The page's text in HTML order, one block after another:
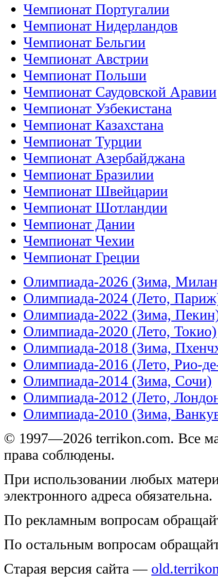
Чемпионат Португалии
Чемпионат Нидерландов
Чемпионат Бельгии
Чемпионат Австрии
Чемпионат Польши
Чемпионат Саудовской Аравии
Чемпионат Узбекистана
Чемпионат Казахстана
Чемпионат Турции
Чемпионат Азербайджана
Чемпионат Бразилии
Чемпионат Швейцарии
Чемпионат Шотландии
Чемпионат Дании
Чемпионат Чехии
Чемпионат Греции
Олимпиада-2026 (Зима,
Олимпиада-2024 (Лето,
Олимпиада-2022 (Зима,
Олимпиада-2020 (Лето, Токио)
Олимпиада-2018 (Зима,
Олимпиада-2016 (Лето, Рио-
Олимпиада-2014 (Зима, Сочи)
Олимпиада-2012 (Лето,
Олимпиада-2010 (Зима,
© 1997—2026 terrikon.com. Все
права соблюдены.
При использовании любых
электронного адреса обязательна.
По рекламным вопросам
По остальным вопросам
Старая версия сайта —